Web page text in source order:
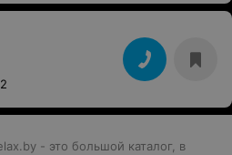
- это большой каталог, в